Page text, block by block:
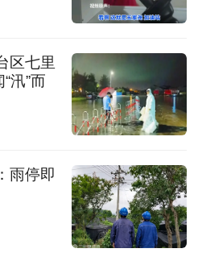
区七里
汛”而
雨停即